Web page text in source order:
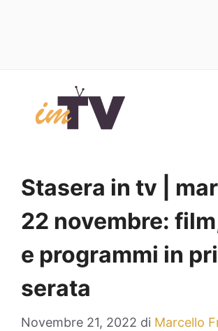
contenuto
Stasera in tv |
22 novembre:
e programmi in
serata
Novembre 21, 2022 di Marcello